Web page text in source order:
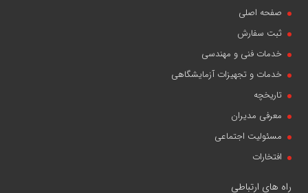
صفحه اصلی
ثبت سفارش
خدمات فنی و مهندسی
خدمات و تجهیزات آزمایشگاهی
تاریخچه
معرفی مدیران
مسئولیت اجتماعی
افتخارات
راه های ارتباطی